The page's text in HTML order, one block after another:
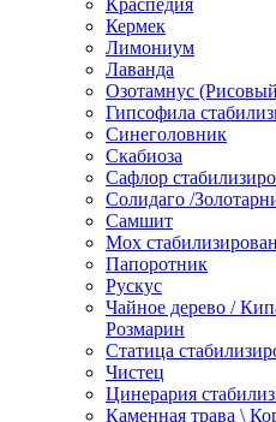
Кермек
Лимониум
Лаванда
Озотамнус
Гипсофила
Синеголовник
Скабиоза
Сафлор
Солидаго /
Самшит
Мох
Папоротник
Рускус
Чайное дерево /
Розмарин
Статица
Чистец
Цинерария
Каменная трава \